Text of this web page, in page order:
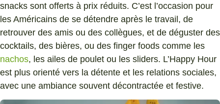
snacks sont offerts à prix réduits. C’est l’occasion pour
les Américains de se détendre après le travail, de
retrouver des amis ou des collègues, et de déguster des
cocktails, des bières, ou des finger foods comme les
nachos, les ailes de poulet ou les sliders. L’Happy Hour
est plus orienté vers la détente et les relations sociales,
avec une ambiance souvent décontractée et festive.